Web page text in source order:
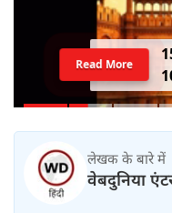
Read More
लेखक के बारे में
वेबदुनिया